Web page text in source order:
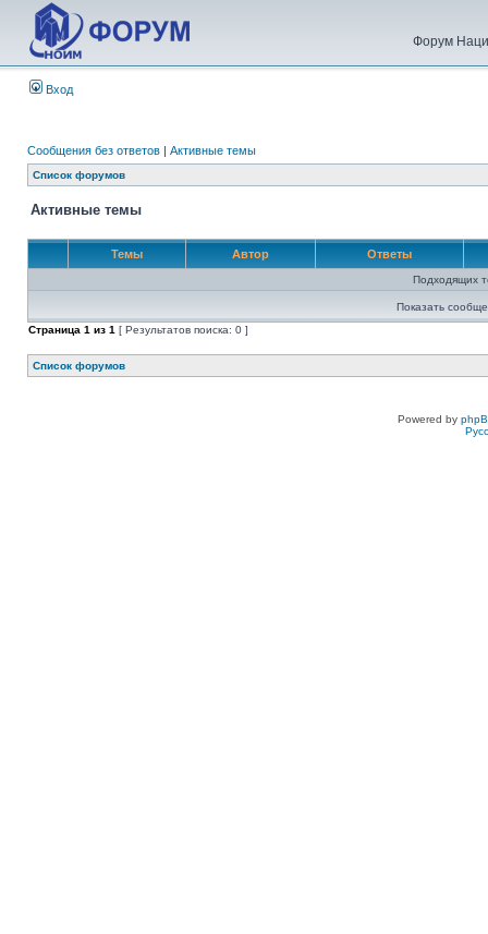
Форум
Вход
Сообщения без ответов | Активные темы
Список форумов
Активные темы
Темы Автор Ответы
Подходящих
Показать
Страница 1 из 1 [ Результатов поиска: 0 ]
Список форумов
Powered by